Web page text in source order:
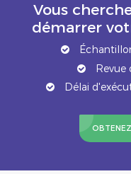
Vous
démarrer
Revue
Délai